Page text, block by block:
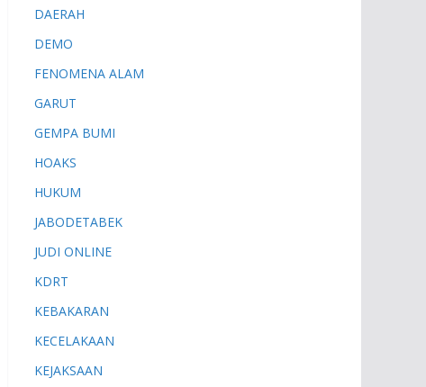
DAERAH
DEMO
FENOMENA ALAM
GARUT
GEMPA BUMI
HOAKS
HUKUM
JABODETABEK
JUDI ONLINE
KDRT
KEBAKARAN
KECELAKAAN
KEJAKSAAN